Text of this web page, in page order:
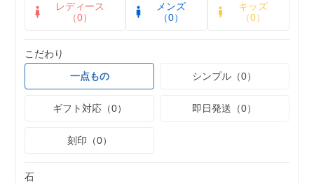
レディース
（0）
メンズ
（0）
キッズ
（0）
こだわり
一点もの
シンプル（0）
ギフト対応（0） 即日発送（0）
刻印（0）
石